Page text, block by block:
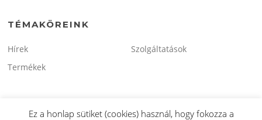
TÉMAKÖREINK
Hírek
Szolgáltatások
Termékek
Ez a honlap sütiket (cookies) használ, hogy fokozza a